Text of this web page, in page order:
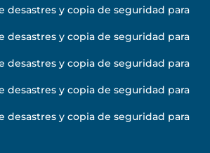
desastres y copia de seguridad para
desastres y copia de seguridad para
desastres y copia de seguridad para
desastres y copia de seguridad para
desastres y copia de seguridad para